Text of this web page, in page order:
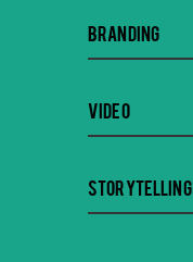
Branding
Video
Storytelling